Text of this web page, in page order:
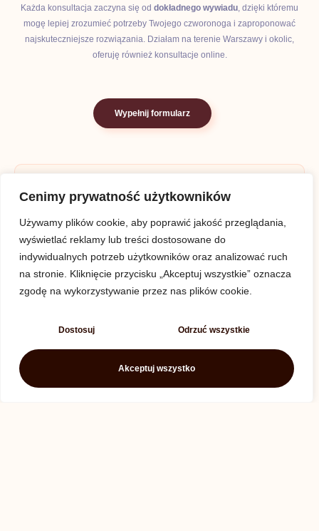
Cenimy prywatność użytkowników
Używamy plików cookie, aby poprawić jakość przeglądania,
wyświetlać reklamy lub treści dostosowane do
indywidualnych potrzeb użytkowników oraz analizować ruch
na stronie. Kliknięcie przycisku „Akceptuj wszystkie” oznacza
zgodę na wykorzystywanie przez nas plików cookie.
Dostosuj Odrzuć wszystkie
Akceptuj wszystko
Każda konsultacja zaczyna się od dokładnego wywiadu, dzięki któremu
mogę lepiej zrozumieć potrzeby Twojego czworonoga i zaproponować
najskuteczniejsze rozwiązania. Działam na terenie Warszawy i okolic,
oferuję również konsultacje online.
Wypełnij formularz